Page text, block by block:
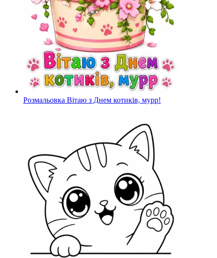
Розмальовка Вітаю з Днем котиків, мурр!